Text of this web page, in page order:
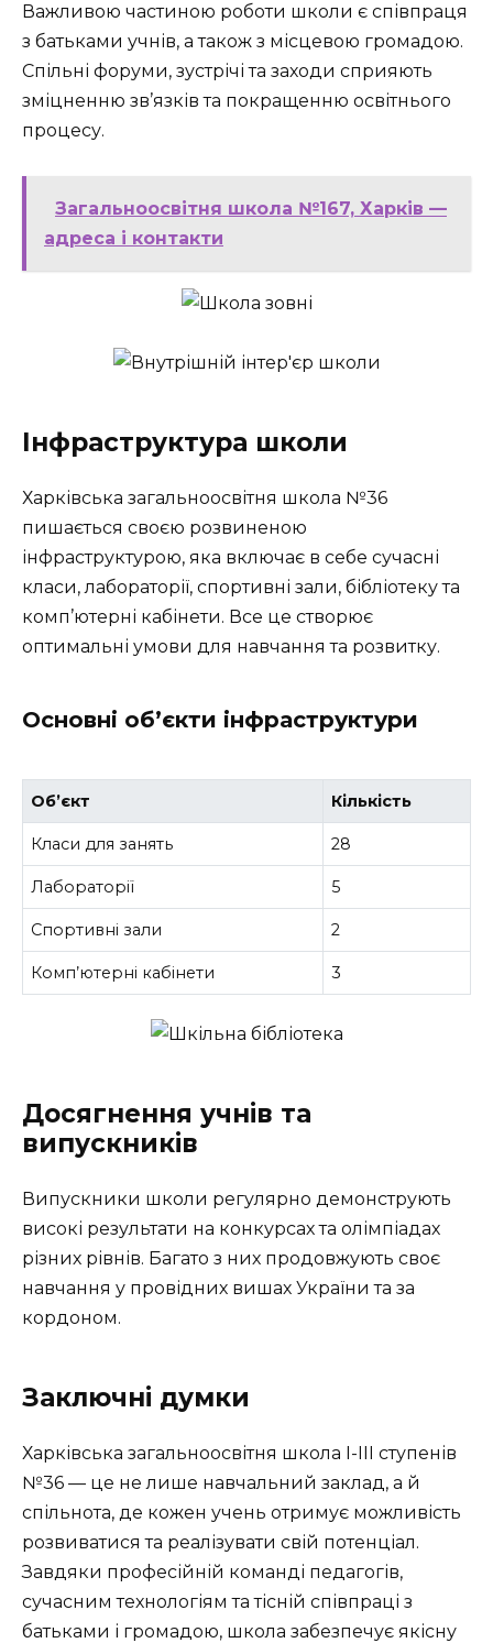
Важливою частиною роботи школи є співпраця
з батьками учнів, а також з місцевою громадою.
Спільні форуми, зустрічі та заходи сприяють
зміцненню зв’язків та покращенню освітнього
процесу.
Загальноосвітня школа №167, Харків —
адреса і контакти
Інфраструктура школи
Харківська загальноосвітня школа №36
пишається своєю розвиненою
інфраструктурою, яка включає в себе сучасні
класи, лабораторії, спортивні зали, бібліотеку та
комп’ютерні кабінети. Все це створює
оптимальні умови для навчання та розвитку.
Основні об’єкти інфраструктури
Об’єкт Кількість
Класи для занять 28
Лабораторії 5
Спортивні зали 2
Комп’ютерні кабінети 3
Досягнення учнів та
випускників
Випускники школи регулярно демонструють
високі результати на конкурсах та олімпіадах
різних рівнів. Багато з них продовжують своє
навчання у провідних вишах України та за
кордоном.
Заключні думки
Харківська загальноосвітня школа I-III ступенів
№36 — це не лише навчальний заклад, а й
спільнота, де кожен учень отримує можливість
розвиватися та реалізувати свій потенціал.
Завдяки професійній команді педагогів,
сучасним технологіям та тісній співпраці з
батьками і громадою, школа забезпечує якісну